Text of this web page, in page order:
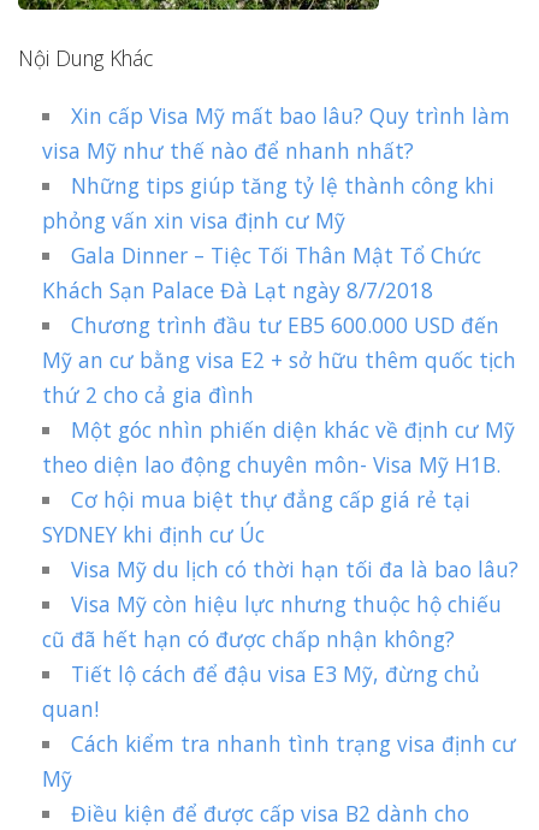
Nội Dung Khác
Xin cấp Visa Mỹ mất bao lâu? Quy trình làm
visa Mỹ như thế nào để nhanh nhất?
Những tips giúp tăng tỷ lệ thành công khi
phỏng vấn xin visa định cư Mỹ
Gala Dinner – Tiệc Tối Thân Mật Tổ Chức
Khách Sạn Palace Đà Lạt ngày 8/7/2018
Chương trình đầu tư EB5 600.000 USD đến
Mỹ an cư bằng visa E2 + sở hữu thêm quốc tịch
thứ 2 cho cả gia đình
Một góc nhìn phiến diện khác về định cư Mỹ
theo diện lao động chuyên môn- Visa Mỹ H1B.
Cơ hội mua biệt thự đẳng cấp giá rẻ tại
SYDNEY khi định cư Úc
Visa Mỹ du lịch có thời hạn tối đa là bao lâu?
Visa Mỹ còn hiệu lực nhưng thuộc hộ chiếu
cũ đã hết hạn có được chấp nhận không?
Tiết lộ cách để đậu visa E3 Mỹ, đừng chủ
quan!
Cách kiểm tra nhanh tình trạng visa định cư
Mỹ
Điều kiện để được cấp visa B2 dành cho